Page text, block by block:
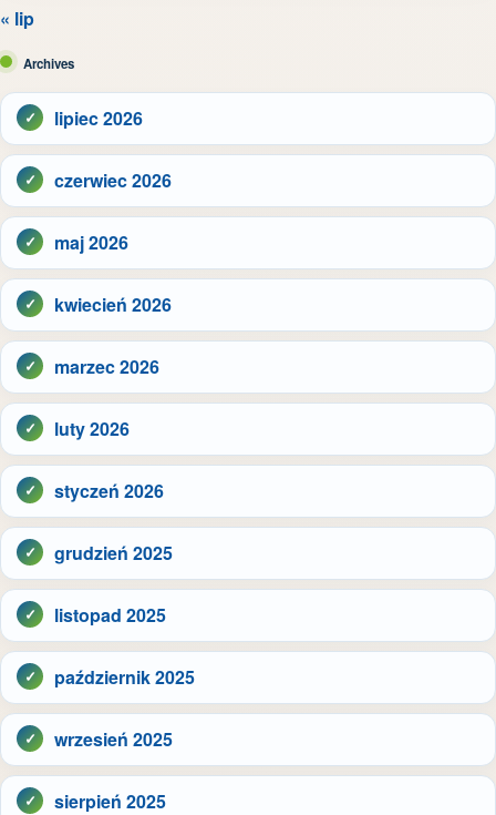
« lip
Archives
lipiec 2026
czerwiec 2026
maj 2026
kwiecień 2026
marzec 2026
luty 2026
styczeń 2026
grudzień 2025
listopad 2025
październik 2025
wrzesień 2025
sierpień 2025